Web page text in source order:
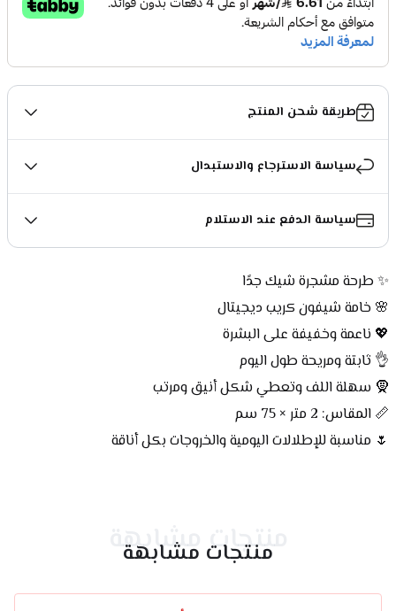
طريقة شحن المنتج
سياسة الاسترجاع والاستبدال
سياسة الدفع عند الاستلام
✨ طرحة مشجرة شيك جدًا
🌸 خامة شيفون كريب ديجيتال
💖 ناعمة وخفيفة على البشرة
👌 ثابتة ومريحة طول اليوم
🧕 سهلة اللف وتعطي شكل أنيق ومرتب
📏 المقاس: 2 متر × 75 سم
🌷 مناسبة للإطلالات اليومية والخروجات بكل أناقة
منتجات مشابهة
منتجات مشابهة